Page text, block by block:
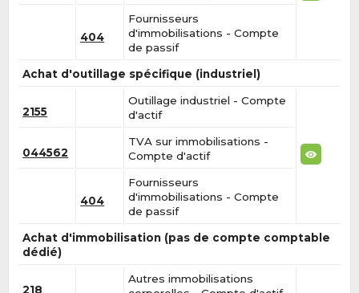
404
Fournisseurs
d'immobilisations - Compte
de passif
Achat d'outillage spécifique (industriel)
2155
Outillage industriel - Compte
d'actif
044562
TVA sur immobilisations -
Compte d'actif
404
Fournisseurs
d'immobilisations - Compte
de passif
Achat d'immobilisation (pas de compte comptable
dédié)
218
Autres immobilisations